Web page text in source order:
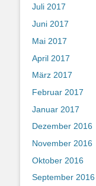
Juli 2017
Juni 2017
Mai 2017
April 2017
März 2017
Februar 2017
Januar 2017
Dezember 2016
November 2016
Oktober 2016
September 2016